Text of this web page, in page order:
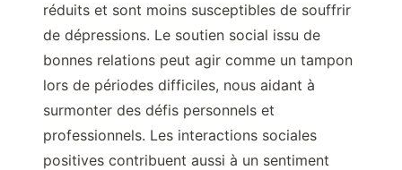
réduits et sont moins susceptibles de souffrir
de dépressions. Le soutien social issu de
bonnes relations peut agir comme un tampon
lors de périodes difficiles, nous aidant à
surmonter des défis personnels et
professionnels. Les interactions sociales
positives contribuent aussi à un sentiment